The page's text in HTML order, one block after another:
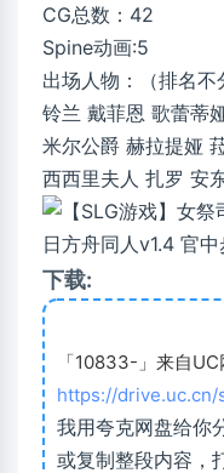
CG总数：42
Spine动画:5
出场人物：（排名不
铃兰 戴菲恩 歌蕾蒂
米尔公爵 赫拉提娅
西西里夫人 扎罗 安
下载:
「10833-」来自
https://
我用夸克网盘给你
或复制整段内容，